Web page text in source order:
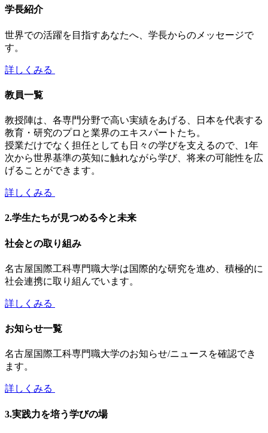
学長紹介
世界での活躍を目指すあなたへ、学長からのメッセージで
す。
詳しくみる
教員一覧
教授陣は、各専門分野で高い実績をあげる、日本を代表する
教育・研究のプロと業界のエキスパートたち。
授業だけでなく担任としても日々の学びを支えるので、1年
次から世界基準の英知に触れながら学び、将来の可能性を広
げることができます。
詳しくみる
2.学生たちが見つめる今と未来
社会との取り組み
名古屋国際工科専門職大学は国際的な研究を進め、積極的に
社会連携に取り組んでいます。
詳しくみる
お知らせ一覧
名古屋国際工科専門職大学のお知らせ/ニュースを確認でき
ます。
詳しくみる
3.実践力を培う学びの場